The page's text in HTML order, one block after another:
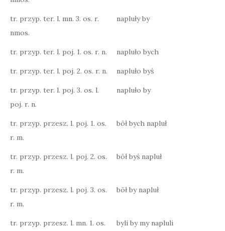
tr. przyp. ter. l. mn. 3. os. r.
nmos.
napluły by
tr. przyp. ter. l. poj. 1. os. r. n. napluło bych
tr. przyp. ter. l. poj. 2. os. r. n. napluło byś
tr. przyp. ter. l. poj. 3. os. l.
poj. r. n.
napluło by
tr. przyp. przesz. l. poj. 1. os.
r. m.
bōł bych napluł
tr. przyp. przesz. l. poj. 2. os.
r. m.
bōł byś napluł
tr. przyp. przesz. l. poj. 3. os.
r. m.
bōł by napluł
tr. przyp. przesz. l. mn. 1. os.
byli by my napluli